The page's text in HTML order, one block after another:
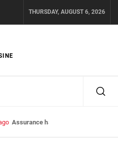
THURSDAY, AUGUST 6, 2026
Assurance habitation : bien choisir